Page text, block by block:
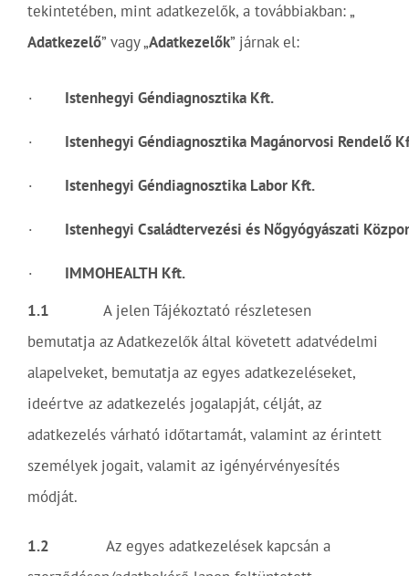
tekintetében, mint adatkezelők, a továbbiakban: „
Adatkezelő” vagy „Adatkezelők” járnak el:
· Istenhegyi Géndiagnosztika Kft.
· Istenhegyi Géndiagnosztika Magánorvosi Rendelő
· Istenhegyi Géndiagnosztika Labor Kft.
· Istenhegyi Családtervezési és Nőgyógyászati
· IMMOHEALTH Kft.
1.1
A jelen Tájékoztató részletesen
bemutatja az Adatkezelők által követett adatvédelmi
alapelveket, bemutatja az egyes adatkezeléseket,
ideértve az adatkezelés jogalapját, célját, az
adatkezelés várható időtartamát, valamint az érintett
személyek jogait, valamit az igényérvényesítés
módját.
1.2
Az egyes adatkezelések kapcsán a